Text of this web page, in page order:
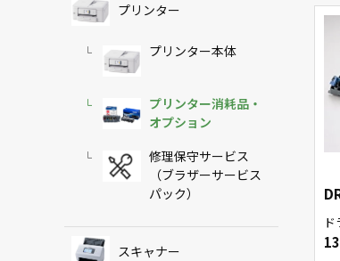
プリンター
プリンター本体
プリンター消耗品・
オプション
修理保守サービス
（ブラザーサービス
パック）
スキャナー